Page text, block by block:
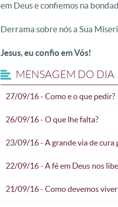
em Deus e confiemos na
Derrama sobre nós a Sua
Jesus, eu confio em Vós!
MENSAGEM DO DIA
27/09/16 - Como e o que pedir?
26/09/16 - O que lhe falta?
23/09/16 - A grande via de cura
22/09/16 - A fé em Deus nos
21/09/16 - Como devemos